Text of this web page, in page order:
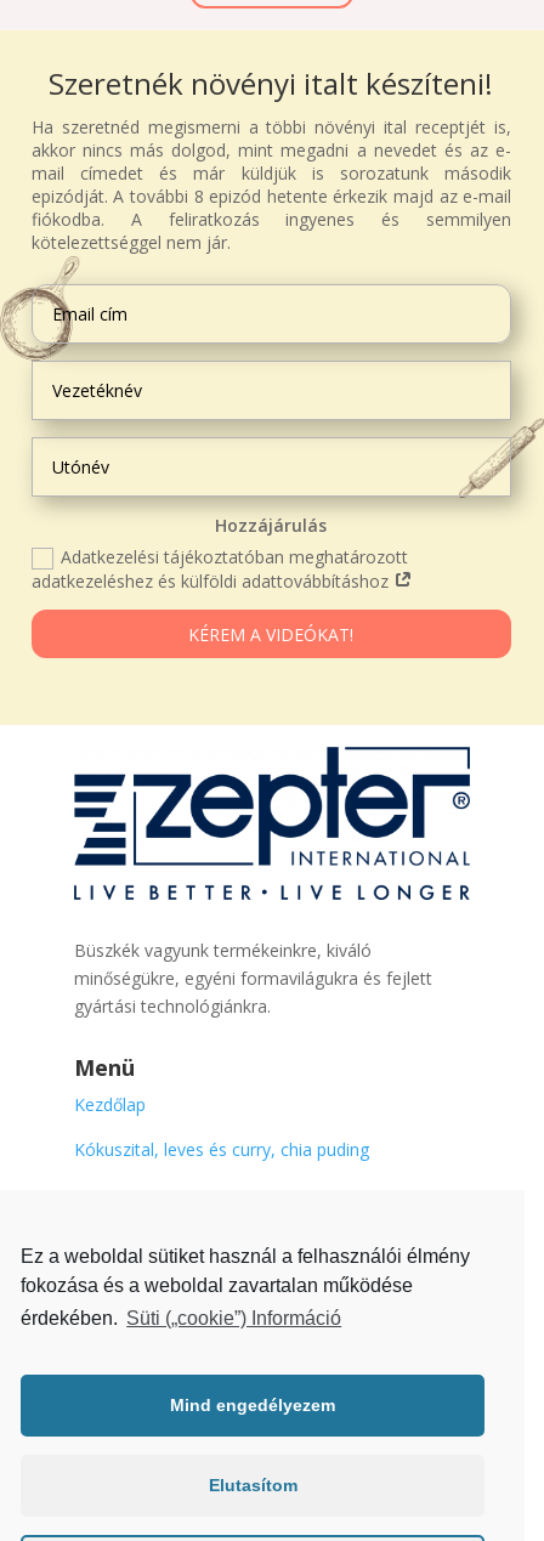
Ez a weboldal sütiket használ a felhasználói élmény
fokozása és a weboldal zavartalan működése
érdekében. Süti („cookie”) Információ
Mind engedélyezem
Elutasítom
Szeretnék növényi italt készíteni!
Ha szeretnéd megismerni a többi növényi ital receptjét is,
akkor nincs más dolgod, mint megadni a nevedet és az e-
mail címedet és már küldjük is sorozatunk második
epizódját. A további 8 epizód hetente érkezik majd az e-mail
fiókodba. A feliratkozás ingyenes és semmilyen
kötelezettséggel nem jár.
Hozzájárulás
Adatkezelési tájékoztatóban meghatározott
adatkezeléshez és külföldi adattovábbításhoz
KÉREM A VIDEÓKAT!
Büszkék vagyunk termékeinkre, kiváló
minőségükre, egyéni formavilágukra és fejlett
gyártási technológiánkra.
Menü
Kezdőlap
Kókuszital, leves és curry, chia puding
Adatkezelési Tájékoztató
Impresszum
Kapcsolatfelvétel
Telefonszámunk: